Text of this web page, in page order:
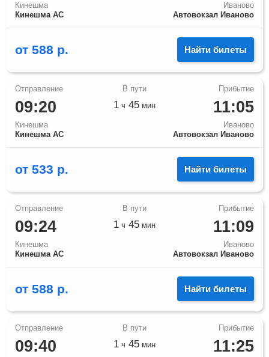
Кинешма
Кинешма АС
Иваново
Автовокзал Иваново
от 588 р. Найти билеты
09:20
Кинешма
Кинешма АС
11:05
Иваново
Автовокзал Иваново
1 ч 45 мин
от 533 р. Найти билеты
09:24
Кинешма
Кинешма АС
11:09
Иваново
Автовокзал Иваново
1 ч 45 мин
от 588 р. Найти билеты
09:40 11:25
1 ч 45 мин